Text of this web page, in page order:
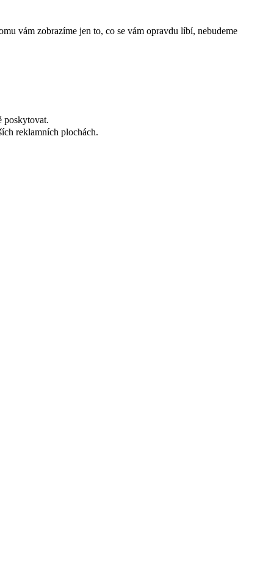
vám zobrazíme jen to, co se vám opravdu líbí, nebudeme
poskytovat.
reklamních plochách.